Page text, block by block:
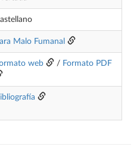
Malo Fumanal
web / Formato PDF